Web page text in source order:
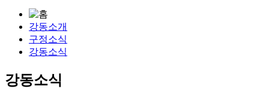
강동소개
구정소식
강동소식
강동소식